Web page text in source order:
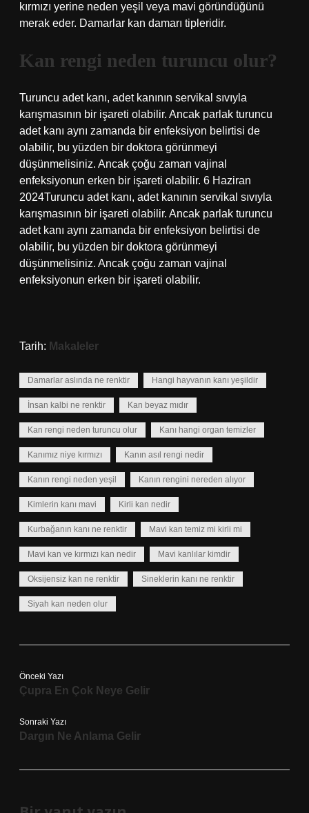
kırmızı yerine neden yeşil veya mavi göründüğünü
merak eder. Damarlar kan damarı tipleridir.
Kan rengi neden turuncu olur?
Turuncu adet kanı, adet kanının servikal sıvıyla
karışmasının bir işareti olabilir. Ancak parlak turuncu
adet kanı aynı zamanda bir enfeksiyon belirtisi de
olabilir, bu yüzden bir doktora görünmeyi
düşünmelisiniz. Ancak çoğu zaman vajinal
enfeksiyonun erken bir işareti olabilir. 6 Haziran
2024Turuncu adet kanı, adet kanının servikal sıvıyla
karışmasının bir işareti olabilir. Ancak parlak turuncu
adet kanı aynı zamanda bir enfeksiyon belirtisi de
olabilir, bu yüzden bir doktora görünmeyi
düşünmelisiniz. Ancak çoğu zaman vajinal
enfeksiyonun erken bir işareti olabilir.
Tarih: Makaleler
Damarlar aslında ne renktir Hangi hayvanın kanı yeşildir
İnsan kalbi ne renktir Kan beyaz mıdır
Kan rengi neden turuncu olur Kanı hangi organ temizler
Kanımız niye kırmızı Kanın asıl rengi nedir
Kanın rengi neden yeşil Kanın rengini nereden alıyor
Kimlerin kanı mavi Kirli kan nedir
Kurbağanın kanı ne renktir Mavi kan temiz mi kirli mi
Mavi kan ve kırmızı kan nedir Mavi kanlılar kimdir
Oksijensiz kan ne renktir Sineklerin kanı ne renktir
Siyah kan neden olur
Önceki Yazı
Çupra En Çok Neye Gelir
Sonraki Yazı
Dargın Ne Anlama Gelir